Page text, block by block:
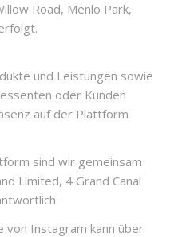
Road, Menlo Park,
und Leistungen sowie
oder Kunden
auf der Plattform
sind wir gemeinsam
Limited, 4 Grand Canal
Instagram kann über